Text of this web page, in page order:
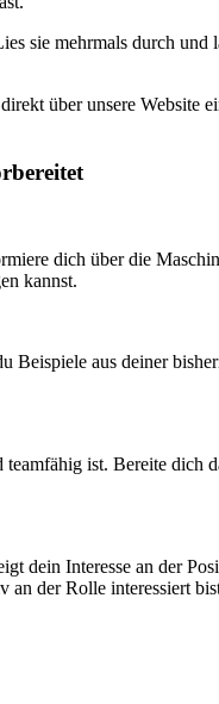
sie mehrmals durch
über unsere Website
dich über die
kannst.
aus deiner
ist. Bereite
dein Interesse an der
an der Rolle interessiert